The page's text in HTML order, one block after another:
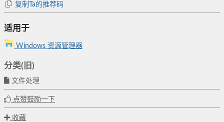
复制Ta的推荐码
适用于
Windows 资源管理器
分类(旧)
文件处理
点赞鼓励一下
收藏